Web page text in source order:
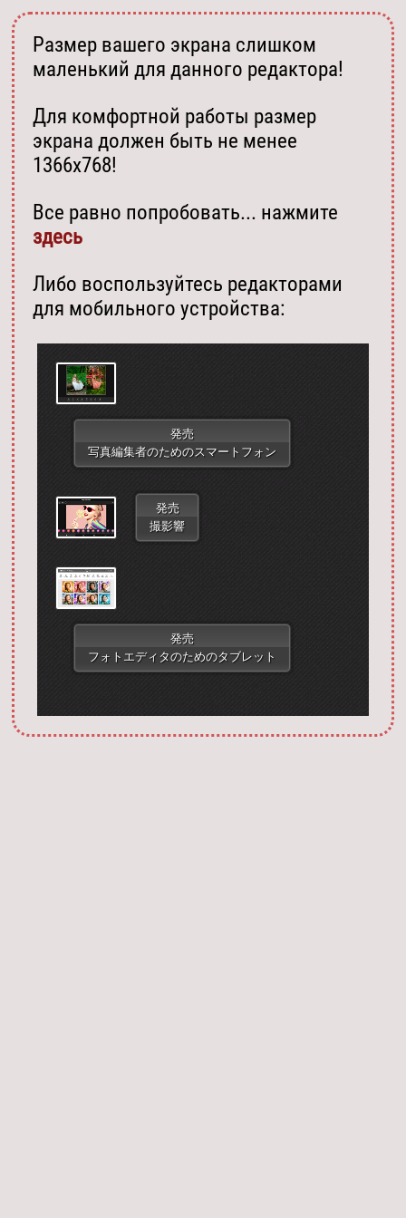
Запустить фотошоп
Размер вашего экрана слишком
маленький для данного редактора!
Для комфортной работы размер
экрана должен быть не менее
1366х768!
Все равно попробовать... нажмите
здесь
Либо воспользуйтесь редакторами
для мобильного устройства:
発売
写真編集者のためのスマートフォン
発売
撮影響
発売
フォトエディタのためのタブレット